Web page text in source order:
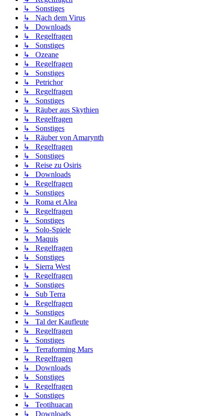
↳ Sonstiges
↳ Nach dem Virus
↳ Downloads
↳ Regelfragen
↳ Sonstiges
↳ Ozeane
↳ Regelfragen
↳ Sonstiges
↳ Petrichor
↳ Regelfragen
↳ Sonstiges
↳ Räuber aus Skythien
↳ Regelfragen
↳ Sonstiges
↳ Räuber von Amarynth
↳ Regelfragen
↳ Sonstiges
↳ Reise zu Osiris
↳ Downloads
↳ Regelfragen
↳ Sonstiges
↳ Roma et Alea
↳ Regelfragen
↳ Sonstiges
↳ Solo-Spiele
↳ Maquis
↳ Regelfragen
↳ Sonstiges
↳ Sierra West
↳ Regelfragen
↳ Sonstiges
↳ Sub Terra
↳ Regelfragen
↳ Sonstiges
↳ Tal der Kaufleute
↳ Regelfragen
↳ Sonstiges
↳ Terraforming Mars
↳ Regelfragen
↳ Downloads
↳ Sonstiges
↳ Regelfragen
↳ Sonstiges
↳ Teotihuacan
↳ Downloads